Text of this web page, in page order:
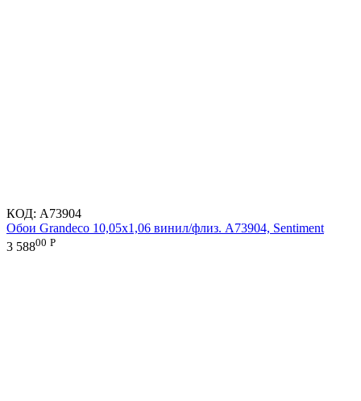
КОД: A73904
Обои Grandeco 10,05х1,06 винил/флиз. A73904, Sentiment
3 58800 Р